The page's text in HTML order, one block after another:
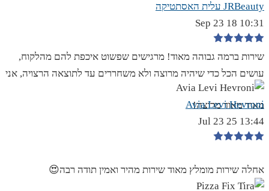
JRBeauty עלית האסתטיקה
10:31 18 Sep 23
שירות ברמה גבוהה מאוד! מרגישים שפשוט איכפת להם מהלקוח,
עושים הכל כדי שיהיה מרוצה ולא משחררים עד לתוצאה הרצויה, אני
מאוד מאוד מרוצה!
Avia Levi Hevroni
13:44 25 Jul 23
אחלה שירות מומלץ מאוד שירות מהיר ואמין תודה רבה😍